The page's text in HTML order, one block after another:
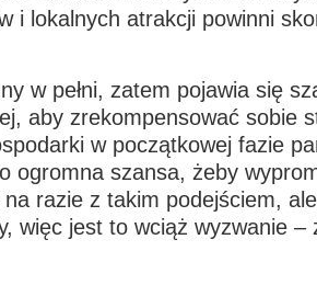
i lokalnych atrakcji powinni
w pełni, zatem pojawia się
aby zrekompensować sobie
w początkowej fazie
ogromna szansa, żeby
na razie z takim podejściem,
więc jest to wciąż wyzwanie –